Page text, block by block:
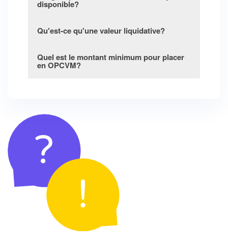
disponible?
Qu'est-ce qu'une valeur liquidative?
Quel est le montant minimum pour placer
en OPCVM?